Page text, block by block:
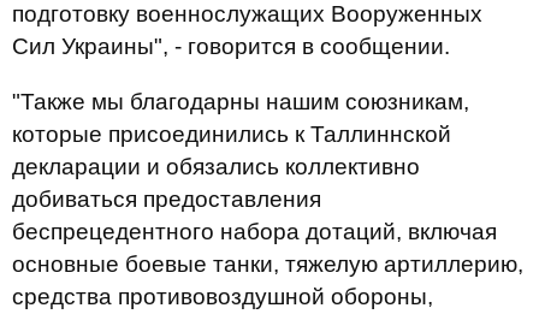
подготовку военнослужащих Вооруженных
Сил Украины", - говорится в сообщении.
"Также мы благодарны нашим союзникам,
которые присоединились к Таллиннской
декларации и обязались коллективно
добиваться предоставления
беспрецедентного набора дотаций, включая
основные боевые танки, тяжелую артиллерию,
средства противовоздушной обороны,